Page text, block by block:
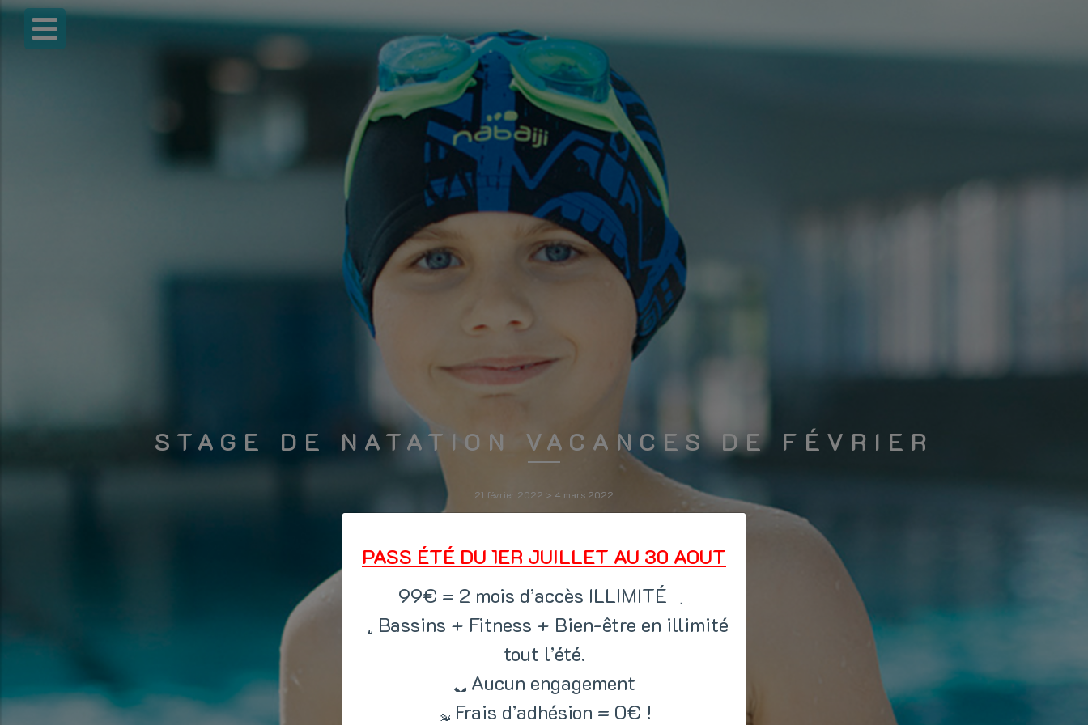
STAGE DE NATATION VACANCES DE FÉVRIER
21 février 2022 > 4 mars 2022
PASS ÉTÉ DU 1ER JUILLET AU 30 AOUT
99€ = 2 mois d’accès ILLIMITÉ
Bassins + Fitness + Bien-être en illimité
tout l’été.
Aucun engagement
Frais d’adhésion = 0€ !